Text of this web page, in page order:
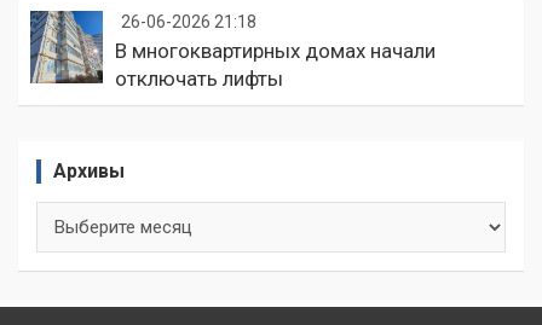
26-06-2026 21:18
В многоквартирных домах начали
отключать лифты
Архивы